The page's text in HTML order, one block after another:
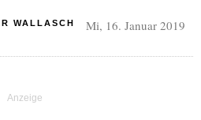
WALLASCH Mi, 16. Januar 2019